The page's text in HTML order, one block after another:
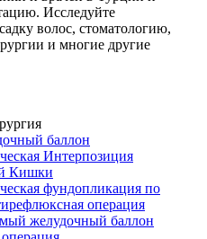
Исследуйте
волос, стоматологию,
и многие другие
баллон
Интерпозиция
Кишки
фундопликация по
операция
желудочный баллон